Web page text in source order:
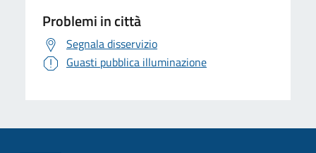
Problemi in città
Segnala disservizio
Guasti pubblica illuminazione